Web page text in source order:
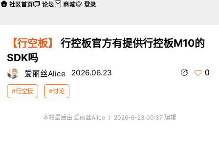
【行空板】
行控板官方有提供行控板M10的
SDK吗
爱丽丝Alice 2026.06.23 0
#行空板 #讨论
本帖最后由 爱丽丝Alice 于 2026-6-23 00:37 编辑
社区首页 论坛 商城 登录